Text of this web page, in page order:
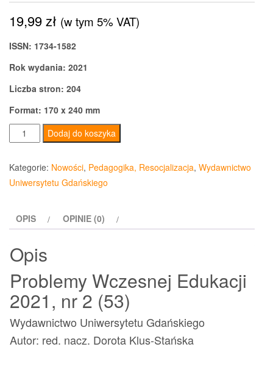
19,99zł (w tym 5% VAT)
ISSN: 1734-1582
Rok wydania: 2021
Liczba stron: 204
Format: 170 x 240 mm
ilość
Problemy
Wczesnej
Edukacji
Dodaj do koszyka
Kategorie: Nowości, Pedagogika, Resocjalizacja, Wydawnictwo
Uniwersytetu Gdańskiego
OPIS OPINIE (0)
Opis
Problemy Wczesnej Edukacji
2021, nr 2 (53)
Wydawnictwo Uniwersytetu Gdańskiego
Autor: red. nacz. Dorota Klus-Stańska